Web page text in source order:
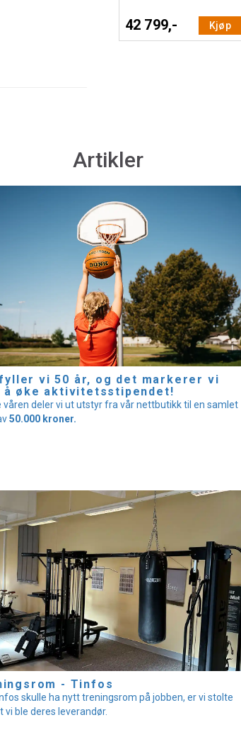
42 799,- Kjøp
Artikler
fyller vi 50 år, og det markerer vi
å øke aktivitetsstipendet!
våren deler vi ut utstyr fra vår nettbutikk til en samlet
50.000 kroner.
- Tinfos
skulle ha nytt treningsrom på jobben, er vi stolte
vi ble deres leverandør.